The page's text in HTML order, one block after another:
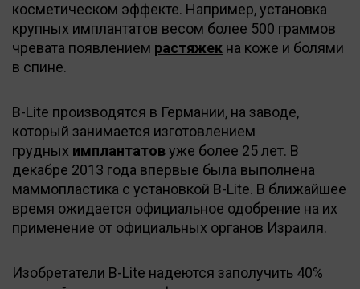
косметическом эффекте. Например, установка
крупных имплантатов весом более 500 граммов
чревата появлением растяжек на коже и болями
в спине.
B-Lite производятся в Германии, на заводе,
который занимается изготовлением
грудных имплантатовуже более 25 лет. В
декабре 2013 года впервые была выполнена
маммопластика с установкой B-Lite. В ближайшее
время ожидается официальное одобрение на их
применение от официальных органов Израиля.
Изобретатели B-Lite надеются заполучить 40%